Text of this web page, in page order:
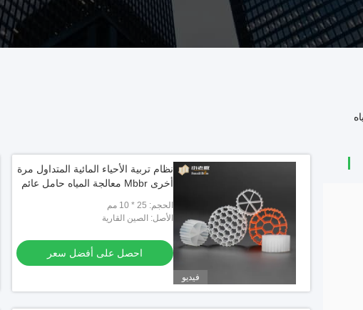
فيديو
نظام تربية الأحياء المائية المتداول مرة
أخرى Mbbr معالجة المياه حامل عائم
الحجم: 25 * 10 مم
الأصل: الصين القارية
احصل على أفضل سعر